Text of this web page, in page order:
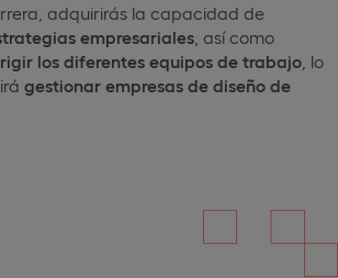
adquirirás la capacidad de
empresariales , así como
los diferentes equipos de trabajo , lo
gestionar empresas de diseño de